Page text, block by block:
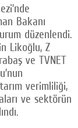
Bakanı
düzenlendi.
Likoğlu, Z
ve TVNET
verimliliği,
ve sektörün